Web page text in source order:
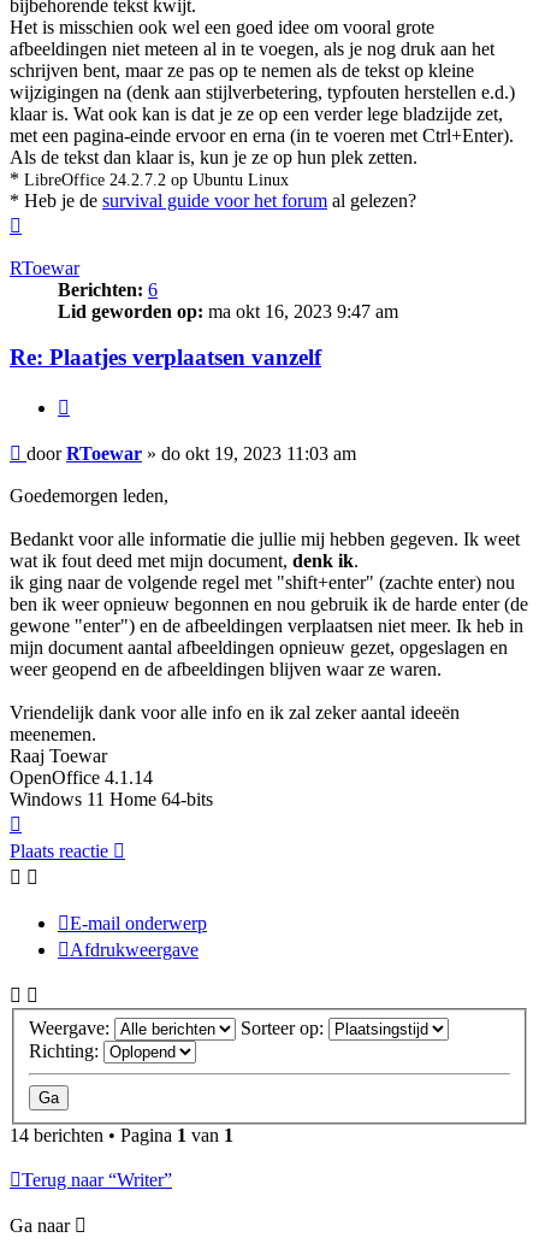
bijbehorende tekst kwijt.
Het is misschien ook wel een goed idee om vooral grote
afbeeldingen niet meteen al in te voegen, als je nog druk aan het
schrijven bent, maar ze pas op te nemen als de tekst op kleine
wijzigingen na (denk aan stijlverbetering, typfouten herstellen e.d.)
klaar is. Wat ook kan is dat je ze op een verder lege bladzijde zet,
met een pagina-einde ervoor en erna (in te voeren met Ctrl+Enter).
Als de tekst dan klaar is, kun je ze op hun plek zetten.
* LibreOffice 24.2.7.2 op Ubuntu Linux
* Heb je de survival guide voor het forum al gelezen?
RToewar
Berichten: 6
Lid geworden op: ma okt 16, 2023 9:47 am
Re: Plaatjes verplaatsen vanzelf
Bericht
doorRToewar » do okt 19, 2023 11:03 am
Goedemorgen leden,
Bedankt voor alle informatie die jullie mij hebben gegeven. Ik weet
wat ik fout deed met mijn document, denk ik.
ik ging naar de volgende regel met "shift+enter" (zachte enter) nou
ben ik weer opnieuw begonnen en nou gebruik ik de harde enter (de
gewone "enter") en de afbeeldingen verplaatsen niet meer. Ik heb in
mijn document aantal afbeeldingen opnieuw gezet, opgeslagen en
weer geopend en de afbeeldingen blijven waar ze waren.
Vriendelijk dank voor alle info en ik zal zeker aantal ideeën
meenemen.
Raaj Toewar
OpenOffice 4.1.14
Windows 11 Home 64-bits
Plaats reactie
E-mail onderwerp
Afdrukweergave
Weergave:
Sorteer op:
Richting:
14 berichten • Pagina 1 van 1
Terug naar “Writer”
Ga naar